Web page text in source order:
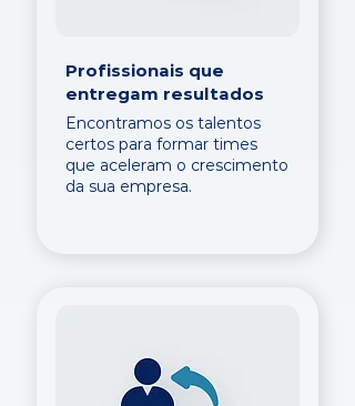
Profissionais que
entregam resultados
Encontramos os talentos
certos para formar times
que aceleram o crescimento
da sua empresa.